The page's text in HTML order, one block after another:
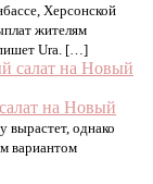
Херсонской
жителям
Ura. […]
на Новый
вырастет, однако
вариантом